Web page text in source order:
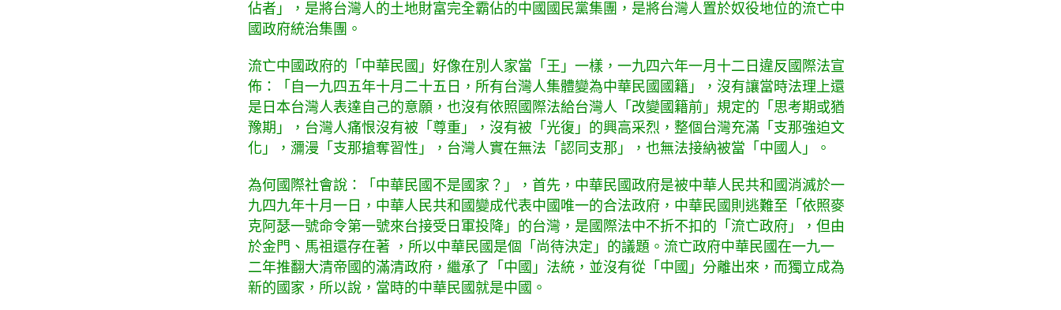
佔者」，是將台灣人的土地財富完全霸佔的中國國民黨集團，是將台灣人置於奴役地位的流亡中
國政府統治集團。
流亡中國政府的「中華民國」好像在別人家當「王」一樣，一九四六年一月十二日違反國際法宣
佈：「自一九四五年十月二十五日，所有台灣人集體變為中華民國國籍」，沒有讓當時法理上還
是日本台灣人表達自己的意願，也沒有依照國際法給台灣人「改變國籍前」規定的「思考期或猶
豫期」，台灣人痛恨沒有被「尊重」，沒有被「光復」的興高采烈，整個台灣充滿「支那強迫文
化」，瀰漫「支那搶奪習性」，台灣人實在無法「認同支那」，也無法接納被當「中國人」。
為何國際社會說：「中華民國不是國家？」，首先，中華民國政府是被中華人民共和國消滅於一
九四九年十月一日，中華人民共和國變成代表中國唯一的合法政府，中華民國則逃難至「依照麥
克阿瑟一號命令第一號來台接受日軍投降」的台灣，是國際法中不折不扣的「流亡政府」，但由
於金門、馬祖還存在著 ，所以中華民國是個「尚待決定」的議題。流亡政府中華民國在一九一
二年推翻大清帝國的滿清政府，繼承了「中國」法統，並沒有從「中國」分離出來，而獨立成為
新的國家，所以說，當時的中華民國就是中國。